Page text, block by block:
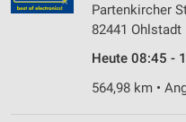
Partenkircher
82441 Ohlstadt
Heute 08:45 -
564,98 km •
Verwendung reduzierter
Werbeanzeigen
Erstellung von Profilen